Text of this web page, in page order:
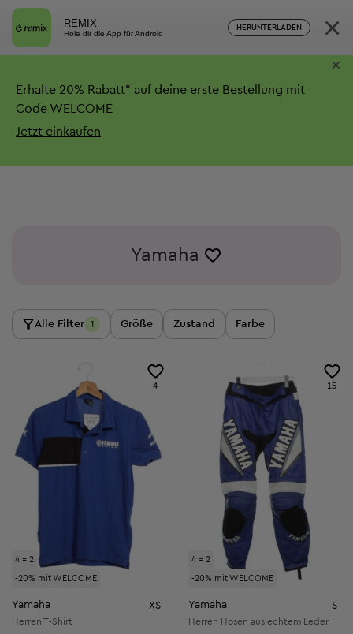
REMIX
Hole dir die App für Android
HERUNTERLADEN ×
Erhalte 20% Rabatt* auf deine erste Bestellung mit
Code WELCOME
Jetzt einkaufen
×
Yamaha
Alle Filter 1 Größe Zustand Farbe
4 = 2
-20% mit WELCOME
4
Yamaha XS
Herren T-Shirt
4 = 2
-20% mit WELCOME
15
Yamaha S
Herren Hosen aus echtem Leder